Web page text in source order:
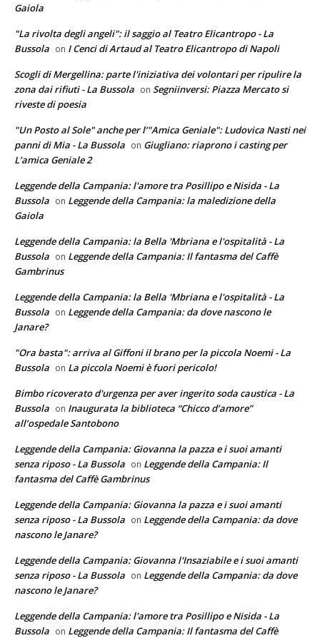
Gaiola
"La rivolta degli angeli": il saggio al Teatro Elicantropo - La
Bussola on I Cenci di Artaud al Teatro Elicantropo di Napoli
Scogli di Mergellina: parte l'iniziativa dei volontari per ripulire la
zona dai rifiuti - La Bussola on Segniinversi: Piazza Mercato si
riveste di poesia
"Un Posto al Sole" anche per l’"Amica Geniale": Ludovica Nasti nei
panni di Mia - La Bussola on Giugliano: riaprono i casting per
L’amica Geniale 2
Leggende della Campania: l'amore tra Posillipo e Nisida - La
Bussola on Leggende della Campania: la maledizione della
Gaiola
Leggende della Campania: la Bella 'Mbriana e l'ospitalità - La
Bussola on Leggende della Campania: Il fantasma del Caffè
Gambrinus
Leggende della Campania: la Bella 'Mbriana e l'ospitalità - La
Bussola on Leggende della Campania: da dove nascono le
Janare?
"Ora basta": arriva al Giffoni il brano per la piccola Noemi - La
Bussola on La piccola Noemi è fuori pericolo!
Bimbo ricoverato d'urgenza per aver ingerito soda caustica - La
Bussola on Inaugurata la biblioteca “Chicco d’amore”
all’ospedale Santobono
Leggende della Campania: Giovanna la pazza e i suoi amanti
senza riposo - La Bussola on Leggende della Campania: Il
fantasma del Caffè Gambrinus
Leggende della Campania: Giovanna la pazza e i suoi amanti
senza riposo - La Bussola on Leggende della Campania: da dove
nascono le Janare?
Leggende della Campania: Giovanna l'Insaziabile e i suoi amanti
senza riposo - La Bussola on Leggende della Campania: da dove
nascono le Janare?
Leggende della Campania: l'amore tra Posillipo e Nisida - La
Bussola on Leggende della Campania: Il fantasma del Caffè